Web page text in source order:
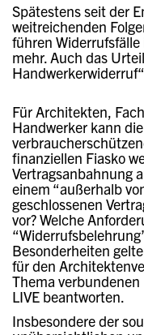
Spätestens seit der
weitreichenden
führen
mehr. Auch das
Für Architekten,
Handwerker kann
finanziellen Fiasko
Vertragsanbahnung
einem “außerhalb
geschlossenen
vor? Welche
Besonderheiten
für den
Thema verbundenen
LIVE beantworten.
Insbesondere der